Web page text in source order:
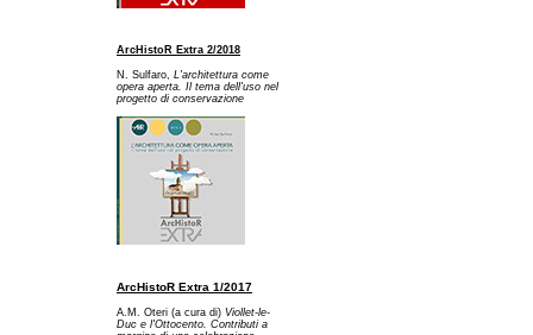
ArcHistoR Extra 2/2018
N. Sulfaro, L'architettura come
opera aperta. Il tema dell'uso nel
progetto di conservazione
ArcHistoR Extra 1/2017
A.M. Oteri (a cura di) Viollet-le-
Duc e l'Ottocento. Contributi a